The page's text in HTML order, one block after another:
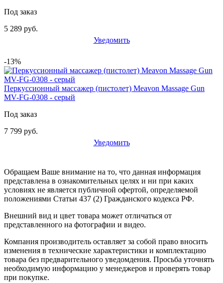
Под заказ
5 289 руб.
Уведомить
-13%
Перкуссионный массажер (пистолет) Meavon Massage Gun
MV-FG-0308 - серый
Под заказ
7 799 руб.
Уведомить
Обращаем Ваше внимание на то, что данная информация
представлена в ознакомительных целях и ни при каких
условиях не является публичной офертой, определяемой
положениями Статьи 437 (2) Гражданского кодекса РФ.
Внешний вид и цвет товара может отличаться от
представленного на фотографии и видео.
Компания производитель оставляет за собой право вносить
изменения в технические характеристики и комплектацию
товара без предварительного уведомдения. Просьба уточнять
необходимую информацию у менеджеров и проверять товар
при покупке.